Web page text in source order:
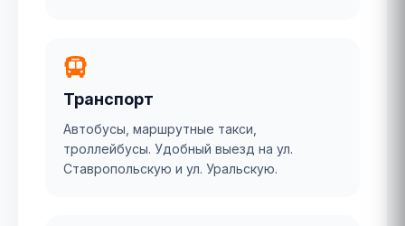
Транспорт
Автобусы, маршрутные такси,
троллейбусы. Удобный выезд на ул.
Ставропольскую и ул. Уральскую.